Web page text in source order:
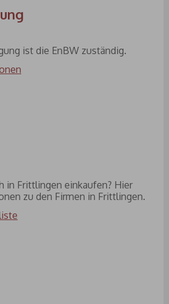
ist die EnBW zuständig.
in Frittlingen einkaufen? Hier
zu den Firmen in Frittlingen.